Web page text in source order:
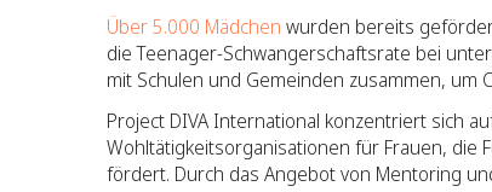
Über 5.000 Mädchen wurden bereits
die Teenager-Schwangerschaftsrate bei
mit Schulen und Gemeinden zusammen, um
Project DIVA International konzentriert sich
Wohltätigkeitsorganisationen für Frauen, die
fördert. Durch das Angebot von Mentoring